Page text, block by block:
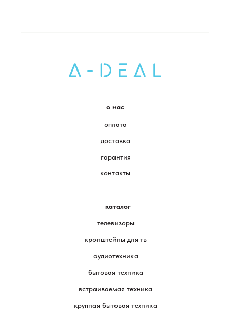
о нас
оплата
доставка
гарантия
каталог
телевизоры
кронштейны для тв
аудиотехника
крупная бытовая техника
бытовая техника
встраиваемая техника
контакты